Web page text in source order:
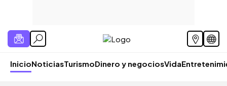
InicioNoticiasTurismoDinero y negociosVida